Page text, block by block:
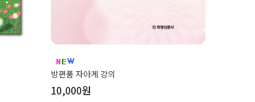
방편품 자아게 강의
10,000원